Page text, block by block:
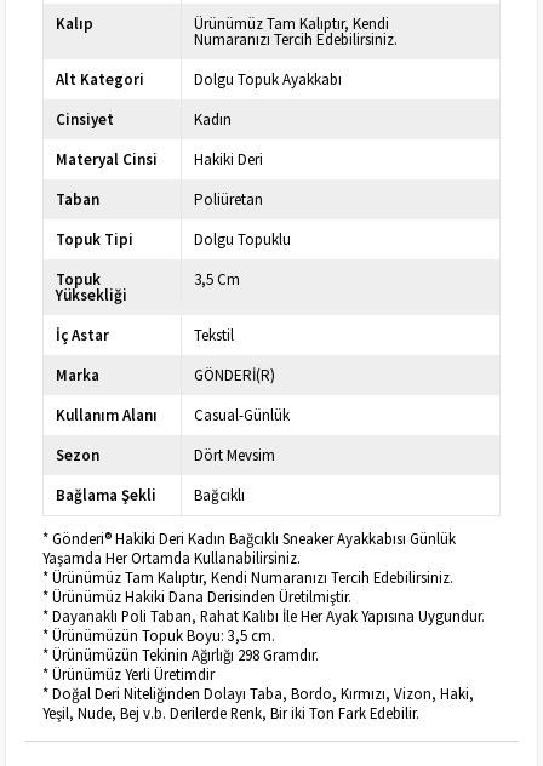
Kalıp
Ürünümüz Tam Kalıptır, Kendi
Numaranızı Tercih Edebilirsiniz.
Alt Kategori
Dolgu Topuk Ayakkabı
Cinsiyet
Kadın
Materyal Cinsi
Hakiki Deri
Taban
Poliüretan
Topuk Tipi
Dolgu Topuklu
Topuk
Yüksekliği
3,5 Cm
İç Astar
Tekstil
Marka
GÖNDERİ(R)
Kullanım Alanı
Casual-Günlük
Sezon
Dört Mevsim
Bağlama Şekli
Bağcıklı
* Gönderi® Hakiki Deri Kadın Bağcıklı Sneaker Ayakkabısı Günlük
Yaşamda Her Ortamda Kullanabilirsiniz.
* Ürünümüz Tam Kalıptır, Kendi Numaranızı Tercih Edebilirsiniz.
* Ürünümüz Hakiki Dana Derisinden Üretilmiştir.
* Dayanaklı Poli Taban, Rahat Kalıbı İle Her Ayak Yapısına Uygundur.
* Ürünümüzün Topuk Boyu: 3,5 cm.
* Ürünümüzün Tekinin Ağırlığı 298 Gramdır.
* Ürünümüz Yerli Üretimdir
* Doğal Deri Niteliğinden Dolayı Taba, Bordo, Kırmızı, Vizon, Haki,
Yeşil, Nude, Bej v.b. Derilerde Renk, Bir iki Ton Fark Edebilir.